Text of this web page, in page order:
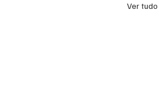
Ver tudo